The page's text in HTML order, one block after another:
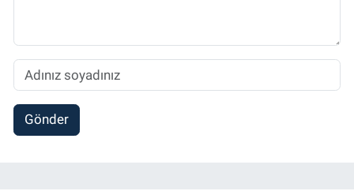
Gönder